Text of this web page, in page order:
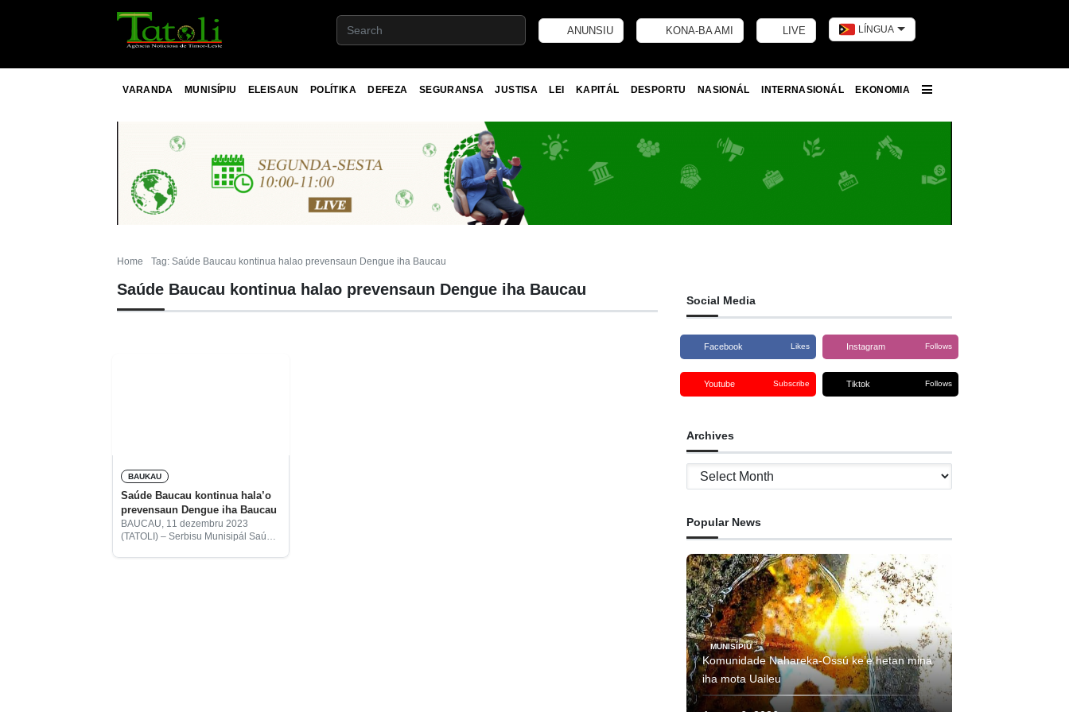
ANUNSIU KONA-BA AMI LIVE LÍNGUA
VARANDA MUNISÍPIU ELEISAUN POLÍTIKA DEFEZA SEGURANSA JUSTISA LEI KAPITÁL DESPORTU NASIONÁL INTERNASIONÁL
EKONOMIA
Home Tag: Saúde Baucau kontinua halao prevensaun Dengue iha Baucau
Saúde Baucau kontinua halao prevensaun Dengue iha Baucau
BAUKAU
Saúde Baucau kontinua hala’o
prevensaun Dengue iha Baucau
BAUCAU, 11 dezembru 2023
(TATOLI) – Serbisu Munisipál Saúde
Social Media
Facebook Likes Instagram Follows
Youtube Subscribe Tiktok Follows
Archives
Archives
Popular News
MUNISÍPIU
Komunidade Nahareka-Ossú ke’e hetan mina
iha mota Uaileu